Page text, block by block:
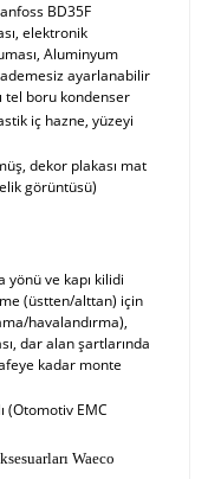
BD35F
elektronik
Aluminyum
ayarlanabilir
tel boru kondenser
iç hazne, yüzeyi
dekor plakası mat
görüntüsü)
yönü ve kapı kilidi
(üstten/alttan) için
havalandırma),
dar alan şartlarında
kadar monte
(Otomotiv EMC
Waeco